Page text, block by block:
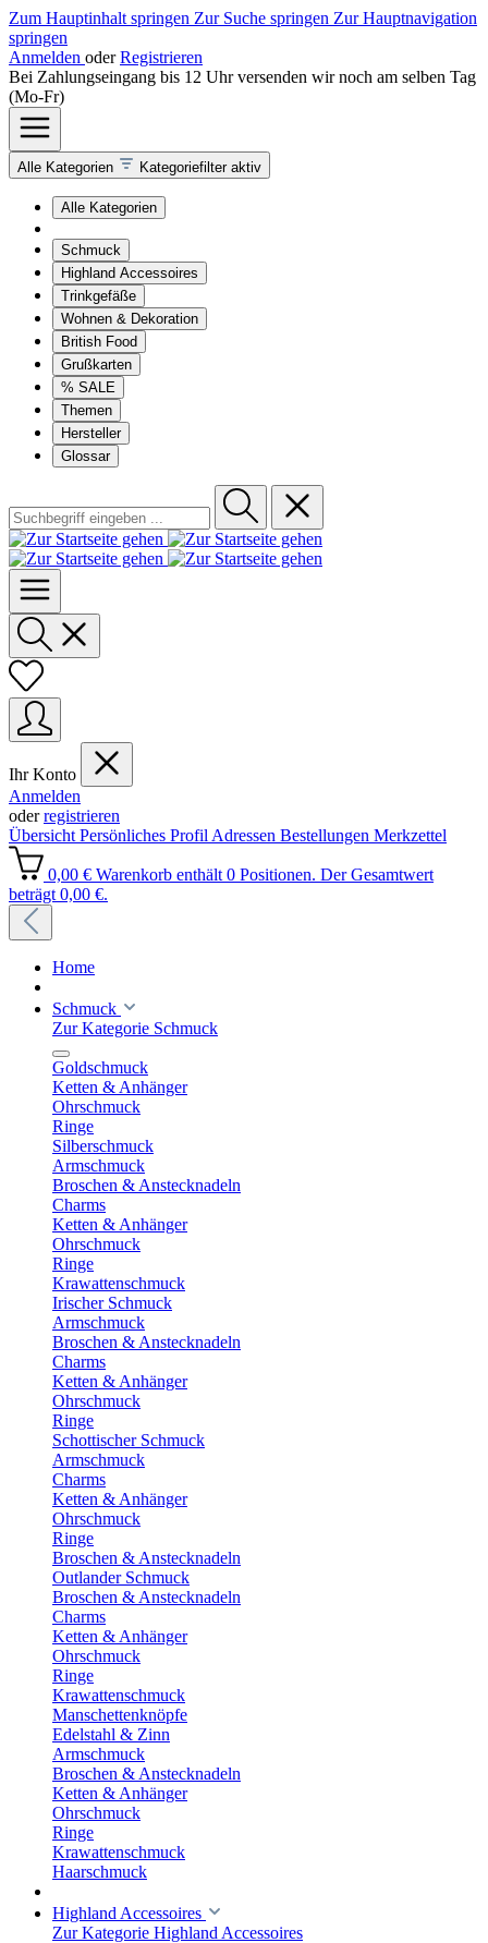
Zum Hauptinhalt springen Zur Suche springen Zur Hauptnavigation
springen
Anmelden oder Registrieren
Bei Zahlungseingang bis 12 Uhr versenden wir noch am selben Tag
(Mo-Fr)
Alle Kategorien Kategoriefilter aktiv
Alle Kategorien
Schmuck
Highland Accessoires
Trinkgefäße
Wohnen & Dekoration
British Food
Grußkarten
% SALE
Themen
Hersteller
Glossar
Ihr Konto
Anmelden
oderregistrieren
Übersicht Persönliches Profil Adressen Bestellungen Merkzettel
0,00 € Warenkorb enthält 0 Positionen. Der Gesamtwert
beträgt 0,00 €.
Home
Schmuck
Zur Kategorie Schmuck
Goldschmuck
Ketten & Anhänger
Ohrschmuck
Ringe
Silberschmuck
Armschmuck
Broschen & Anstecknadeln
Charms
Ketten & Anhänger
Ohrschmuck
Ringe
Krawattenschmuck
Irischer Schmuck
Armschmuck
Broschen & Anstecknadeln
Charms
Ketten & Anhänger
Ohrschmuck
Ringe
Schottischer Schmuck
Armschmuck
Charms
Ketten & Anhänger
Ohrschmuck
Ringe
Broschen & Anstecknadeln
Outlander Schmuck
Broschen & Anstecknadeln
Charms
Ketten & Anhänger
Ohrschmuck
Ringe
Krawattenschmuck
Manschettenknöpfe
Edelstahl & Zinn
Armschmuck
Broschen & Anstecknadeln
Ketten & Anhänger
Ohrschmuck
Ringe
Krawattenschmuck
Haarschmuck
Highland Accessoires
Zur Kategorie Highland Accessoires